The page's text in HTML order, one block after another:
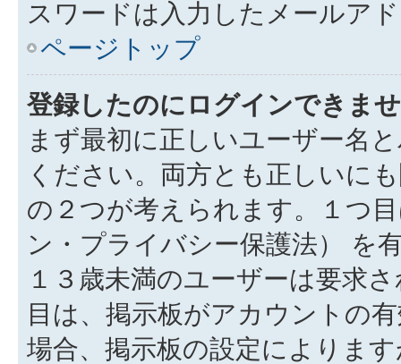
スワードは入力したメールア
ページトップ
登録したのにログインできま
まず最初に正しいユーザー名
ください。両方とも正しいに
の２つが考えられます。１つ
ン・プライバシー保護法） を
１３歳未満のユーザーは要求
目は、掲示板がアカウントの
場合、掲示板の設定によりま